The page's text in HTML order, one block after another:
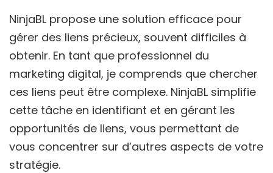
NinjaBL propose une solution efficace pour
gérer des liens précieux, souvent difficiles à
obtenir. En tant que professionnel du
marketing digital, je comprends que chercher
ces liens peut être complexe. NinjaBL simplifie
cette tâche en identifiant et en gérant les
opportunités de liens, vous permettant de
vous concentrer sur d’autres aspects de votre
stratégie.